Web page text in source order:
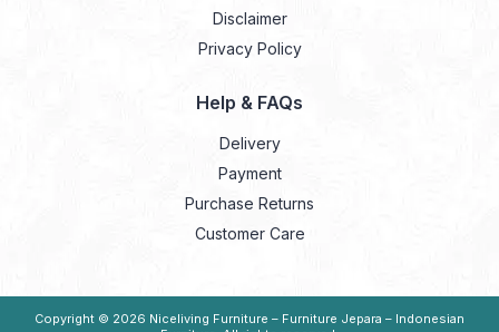
Disclaimer
Privacy Policy
Help & FAQs
Delivery
Payment
Purchase Returns
Customer Care
Copyright © 2026 Niceliving Furniture – Furniture Jepara – Indonesian